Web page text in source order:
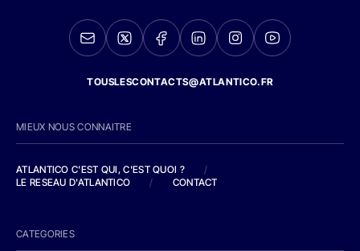
TOUSLESCONTACTS@ATLANTICO.FR
MIEUX NOUS CONNAITRE
ATLANTICO C'EST QUI, C'EST QUOI ?
/
LE RESEAU D'ATLANTICO
/ CONTACT
CATEGORIES